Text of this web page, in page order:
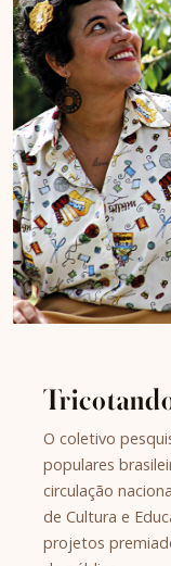
O coletivo
populares
circulação
de Cultura e
projetos